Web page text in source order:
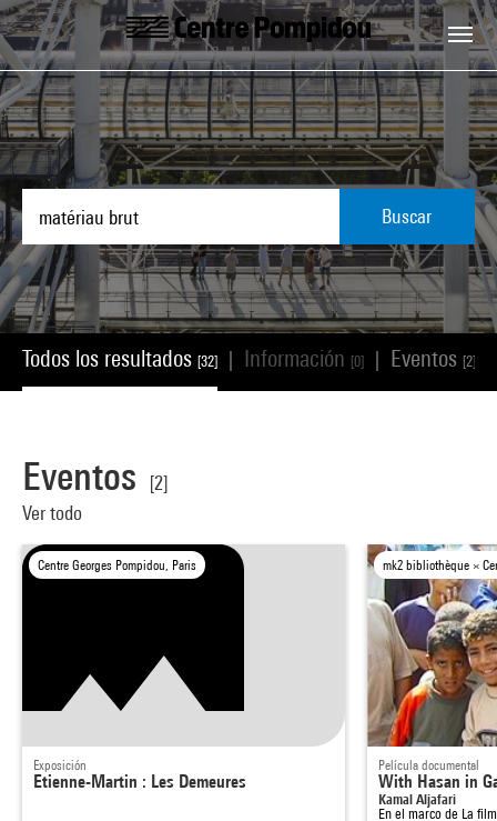
Skip to main content
Centre Pompidou
Buscar
Todos los resultados [32] Información [0] Eventos [2]
Eventos
[2]
Ver todo
Centre Georges Pompidou, Paris
Exposición
Etienne-Martin : Les Demeures
mk2 bibliothèque ×
Película documental
With Hasan in
Kamal Aljafari
En el marco de La